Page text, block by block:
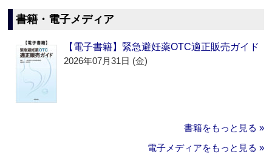
書籍・電子メディア
【電子書籍】緊急避妊薬OTC適正販売ガイド
2026年07月31日 (金)
書籍をもっと見る »
電子メディアをもっと見る »